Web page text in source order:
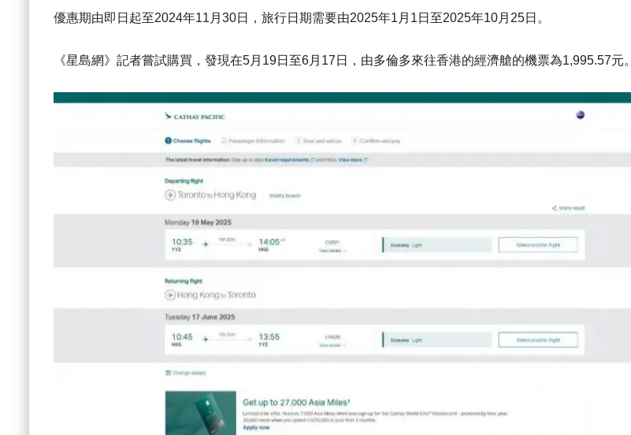
優惠期由即日起至2024年11月30日，旅行日期需要由2025年1月1日至2025年10月25日。
《星島網》記者嘗試購買，發現在5月19日至6月17日，由多倫多來往香港的經濟艙的機票為1,995.57元。